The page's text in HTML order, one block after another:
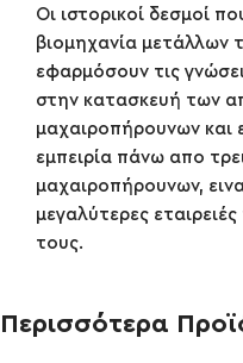
Οι ιστορικοί δεσμοί
βιομηχανία μετάλλων
εφαρμόσουν τις
στην κατασκευή των
μαχαιροπήρουνων και
εμπειρία πάνω απο
μαχαιροπήρουνων,
μεγαλύτερες
τους.
Περισσότερα